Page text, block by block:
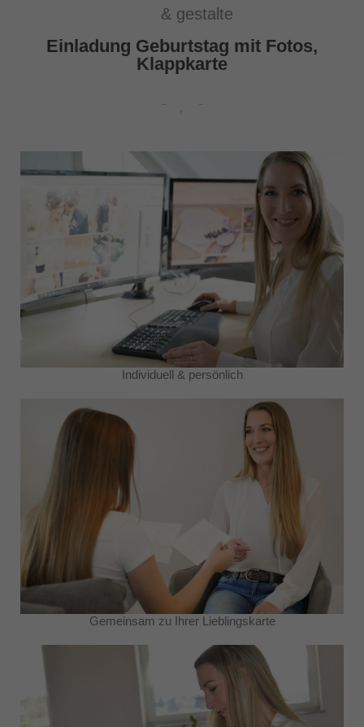
& gestalte
Einladung Geburtstag mit Fotos,
Klappkarte
Individuell & persönlich
Gemeinsam zu Ihrer Lieblingskarte